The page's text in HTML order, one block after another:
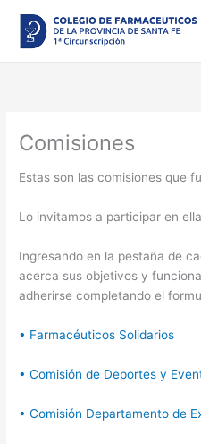
contenido
Comisiones
Estas son las comisiones que
Lo invitamos a participar en
Ingresando en la pestaña de
acerca sus objetivos y
adherirse completando el
• Farmacéuticos Solidarios
• Comisión de Deportes y
• Comisión Departamento de